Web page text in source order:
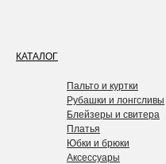
КАТАЛОГ
Пальто и куртки
Рубашки и лонгсливы
Блейзеры и свитера
Платья
Юбки и брюки
Аксессуары